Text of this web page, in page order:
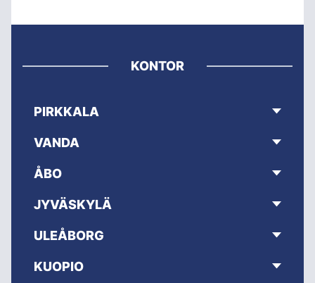
KONTOR
PIRKKALA
VANDA
ÅBO
JYVÄSKYLÄ
ULEÅBORG
KUOPIO